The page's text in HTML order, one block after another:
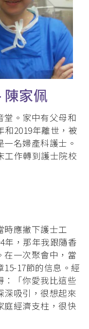
陳家佩
堂。家中有父母和
和2019年離世，被
名婦產科護士。
工作轉到護士院校
時應撇下護士工
年，那年我跟隨香
在一次聚會中，當
17節的信息。經
：「你愛我比這些
深吸引，很想起來
庭經濟支柱，很快